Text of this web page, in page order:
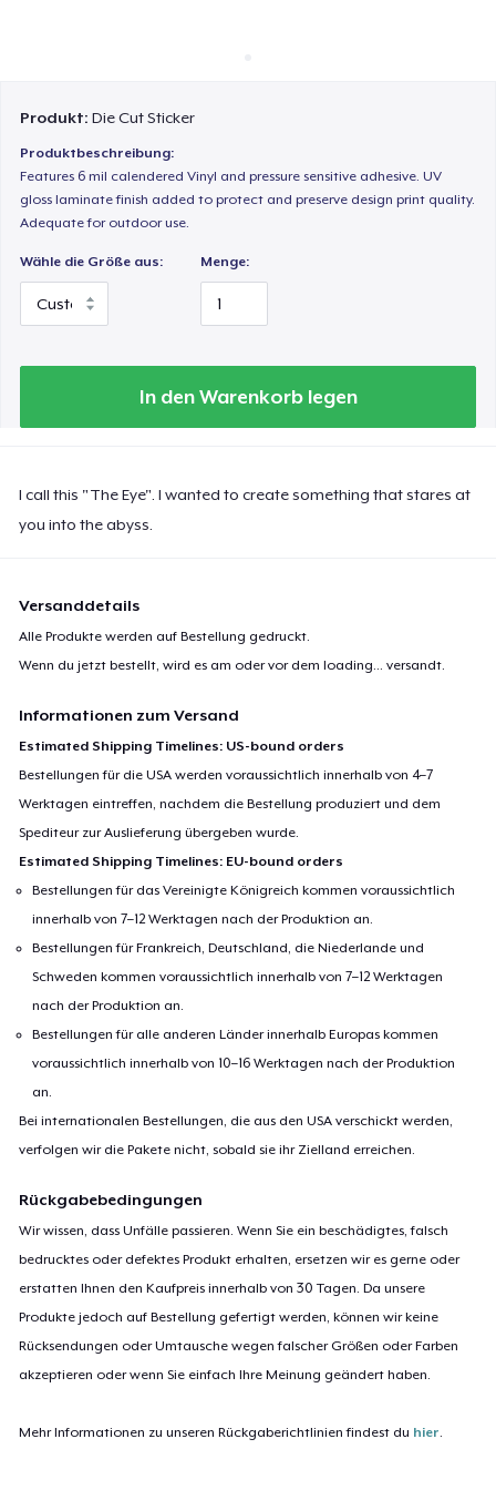
Produkt:Die Cut Sticker
Produktbeschreibung:
Features 6 mil calendered Vinyl and pressure sensitive adhesive. UV
gloss laminate finish added to protect and preserve design print quality.
Adequate for outdoor use.
Wähle die Größe aus: Menge:
In den Warenkorb legen
I call this "The Eye". I wanted to create something that stares at
you into the abyss.
Versanddetails
Alle Produkte werden auf Bestellung gedruckt.
Wenn du jetzt bestellt, wird es am oder vor demloading... versandt.
Informationen zum Versand
Estimated Shipping Timelines: US-bound orders
Bestellungen für die USA werden voraussichtlich innerhalb von 4–7
Werktagen eintreffen, nachdem die Bestellung produziert und dem
Spediteur zur Auslieferung übergeben wurde.
Estimated Shipping Timelines: EU-bound orders
Bestellungen für das Vereinigte Königreich kommen voraussichtlich
innerhalb von 7–12 Werktagen nach der Produktion an.
Bestellungen für Frankreich, Deutschland, die Niederlande und
Schweden kommen voraussichtlich innerhalb von 7–12 Werktagen
nach der Produktion an.
Bestellungen für alle anderen Länder innerhalb Europas kommen
voraussichtlich innerhalb von 10–16 Werktagen nach der Produktion
an.
Bei internationalen Bestellungen, die aus den USA verschickt werden,
verfolgen wir die Pakete nicht, sobald sie ihr Zielland erreichen.
Rückgabebedingungen
Wir wissen, dass Unfälle passieren. Wenn Sie ein beschädigtes, falsch
bedrucktes oder defektes Produkt erhalten, ersetzen wir es gerne oder
erstatten Ihnen den Kaufpreis innerhalb von 30 Tagen. Da unsere
Produkte jedoch auf Bestellung gefertigt werden, können wir keine
Rücksendungen oder Umtausche wegen falscher Größen oder Farben
akzeptieren oder wenn Sie einfach Ihre Meinung geändert haben.
Mehr Informationen zu unseren Rückgaberichtlinien findest du hier.